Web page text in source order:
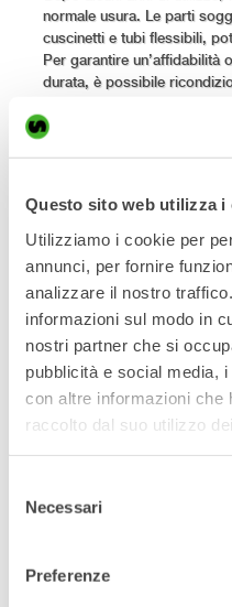
Questo sito web utilizza i
Utilizziamo i cookie per
annunci, per fornire
analizzare il nostro
informazioni sul modo in
nostri partner che si
pubblicità e social media,
con altre informazioni che
raccolto dal suo utilizzo
delNecessari
Preferenze
normale usura. Le parti
cuscinetti e tubi flessibili,
Per garantire un’affidabilità
durata, è possibile
presso un partner di
Cosa è incluso
completo?
Il servizio completo
del tiltrotator che
Smontaggio
Riassemblaggio